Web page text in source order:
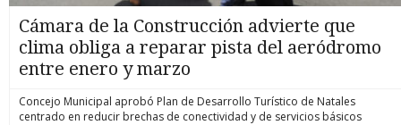
Cámara de la Construcción advierte que
clima obliga a reparar pista del aeródromo
entre enero y marzo
Concejo Municipal aprobó Plan de Desarrollo Turístico de Natales
centrado en reducir brechas de conectividad y de servicios básicos